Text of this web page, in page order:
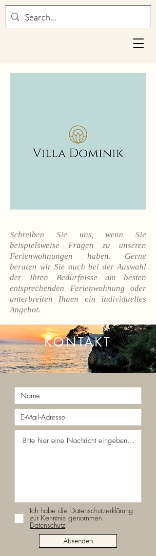
Schreiben Sie uns, wenn Sie
beispielsweise Fragen zu unseren
Ferienwohnungen haben. Gerne
beraten wir Sie auch bei der Auswahl
der Ihren Bedürfnisse am besten
entsprechenden Ferienwohnung oder
unterbreiten Ihnen ein individuelles
Angebot.
KONTAKT
Ich habe die Datenschutzerklärung
zur Kenntnis genommen.
Datenschutz
Absenden